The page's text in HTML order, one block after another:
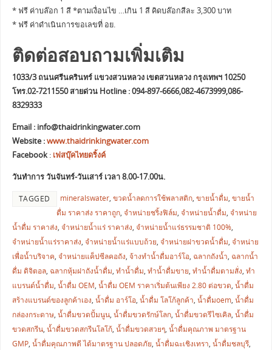
* ฟรี ค่าบล๊อก 1 สี *ตามเงื่อนไข …เกิน 1 สี คิดบล๊อกสีละ 3,300 บาท
* ฟรี ค่าดำเนินการขอเลขที่ อย.
ติดต่อสอบถามเพิ่มเติม
1033/3 ถนนศรีนครินทร์ แขวงสวนหลวง เขตสวนหลวง กรุงเทพฯ 10250
โทร.02-7211550 สายด่วน Hotline : 094-897-6666,082-4673999,086-
8329333
Email : info@thaidrinkingwater.com
Website :www.thaidrinkingwater.com
Facebook: เฟสบุ๊คไทยดริ้งค์
วันทำการ วันจันทร์-วันเสาร์ เวลา 8.00-17.00น.
TAGGED mineralswater, ขวดน้ำลดการใช้พลาสติก, ขายน้ำดื่ม, ขายน้ำ
ดื่ม ราคาส่ง ราคาถูก, จำหน่ายชริ้งฟิล์ม, จำหน่ายน้ำดื่ม, จำหน่าย
น้ำดื่ม ราคาส่ง, จำหน่ายน้ำแร่ ราคาส่ง, จำหน่ายน้ำแร่ธรรมชาติ 100%,
จำหน่ายน้ำแร่ราคาส่ง, จำหน่ายน้ำแร่แบบถ้วย, จำหน่ายฝาขวดน้ำดื่ม, จำหน่าย
เพื่อน้ำบริจาค, จำหน่ายแค็ปซีลคอถัง, จ้างทำน้ำดื่มอาร์โอ, ฉลากถังน้ำ, ฉลากน้ำ
ดื่ม ดิจิตอล, ฉลากหุ้มฝาถังน้ำดื่ม, ทำน้ำดื่ม, ทำน้ำดื่มขาย, ทำน้ำดื่มตามสั่ง, ทำ
แบรนด์น้ำดื่ม, น้ำดื่ม OEM, น้ำดื่ม OEM ราคาเริ่มต้นเพียง 2.80 ต่อขวด, น้ำดื่ม
สร้างแบรนด์ของลูกค้าเอง, น้ำดื่ม อาร์โอ, น้ำดื่ม โลโก้ลูกค้า, น้ำดื่มoem, น้ำดื่ม
กล่องกระดาษ, น้ำดื่มขวดปั้มนูน, น้ำดื่มขวดรักษ์โลก, น้ำดื่มขวดรีไซเคิล, น้ำดื่ม
ขวดสกรีน, น้ำดื่มขวดสกรีนโลโก้, น้ำดื่มขวดสวยๆ, น้ำดื่มคุณภาพ มาตรฐาน
GMP, น้ำดื่มคุณภาพดี ได้มาตรฐาน ปลอดภัย, น้ำดื่มฉะเชิงเทรา, น้ำดื่มชลบุรี,